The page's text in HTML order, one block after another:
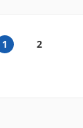
1 2